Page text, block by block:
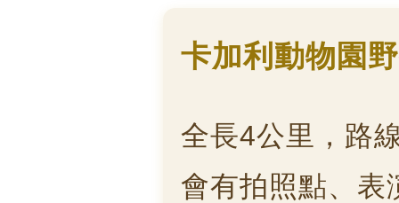
卡加利動物園
全長4公里，路
會有拍照點、表